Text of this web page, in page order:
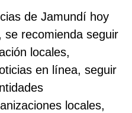
de Jamundí hoy
se recomienda seguir
locales,
en línea, seguir
locales,